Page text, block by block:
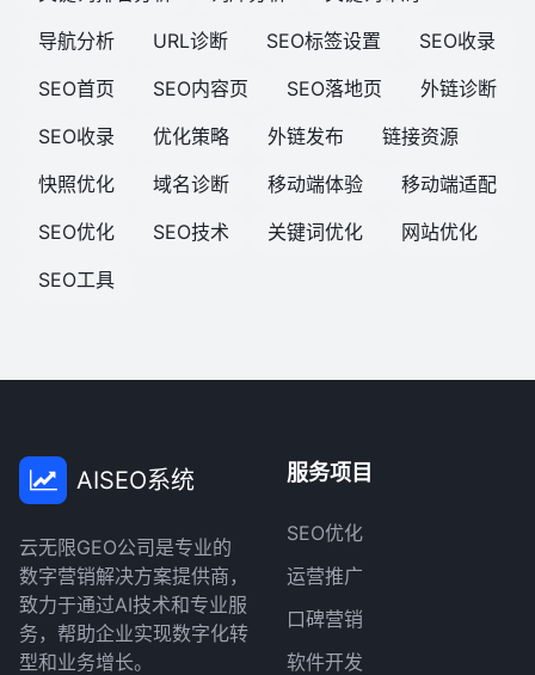
导航分析
URL诊断 SEO标签设置
SEO收录
SEO首页
SEO内容页 SEO落地页
外链诊断
SEO收录
优化策略 外链发布
链接资源
快照优化
域名诊断 移动端体验
移动端适配
SEO优化
SEO技术 关键词优化
网站优化
SEO工具
AISEO系统
云无限GEO公司是专业的
数字营销解决方案提供商，
致力于通过AI技术和专业服
务，帮助企业实现数字化转
型和业务增长。
服务项目
SEO优化
运营推广
口碑营销
软件开发